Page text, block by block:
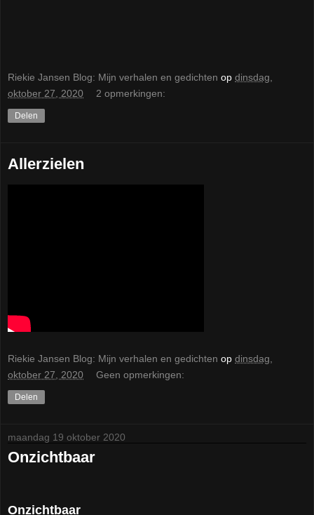
Riekie Jansen Blog: Mijn verhalen en gedichten op dinsdag,
oktober 27, 2020
2 opmerkingen:
Delen
Allerzielen
Riekie Jansen Blog: Mijn verhalen en gedichten op dinsdag,
oktober 27, 2020
Geen opmerkingen:
Delen
maandag 19 oktober 2020
Onzichtbaar
Onzichtbaar